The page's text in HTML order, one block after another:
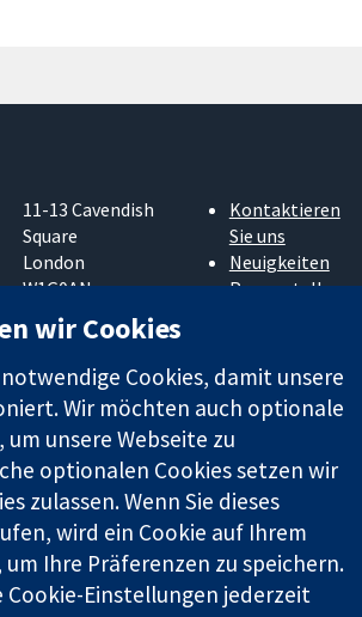
11-13 Cavendish
Square
London
W1G0AN
Vereinigtes
Königreich
Kontaktieren
Sie uns
Neuigkeiten
Pressestelle
Cochrane
Library
ist eine gemeinützige Organisation
und in Wales als eine Gesellschaft
(Nr. 03044323) registriert.
GB 718 2127 49.
wir Cookies
Cookies, damit unsere
Wir möchten auch optionale
um unsere Webseite zu
optionalen Cookies setzen wir
zulassen. Wenn Sie dieses
wird ein Cookie auf Ihrem
Ihre Präferenzen zu speichern.
Cookie-Einstellungen jederzeit